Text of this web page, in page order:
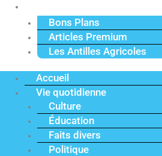
Bons Plans
Articles Premium
Les Antilles Agricoles
Accueil
Vie quotidienne
Culture
Éducation
Faits divers
Politique